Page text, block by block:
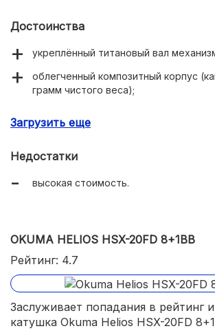
Достоинства
укреплённый титановый вал
облегченный композитный корпус
грамм чистого веса);
Загрузить еще
Недостатки
высокая стоимость.
OKUMA HELIOS HSX-20FD 8+1BB
Рейтинг: 4.7
Заслуживает попадания в рейтинг
катушка Okuma Helios HSX-20FD